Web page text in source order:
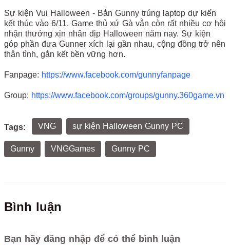
Sự kiện Vui Halloween - Bắn Gunny trúng laptop dự kiến
kết thúc vào 6/11. Game thủ xứ Gà vẫn còn rất nhiều cơ hội
nhận thưởng xịn nhân dịp Halloween năm nay. Sự kiện
góp phần đưa Gunner xích lại gần nhau, cộng đồng trở nên
thân tình, gắn kết bền vững hơn.
Fanpage: https://www.facebook.com/gunnyfanpage
Group: https://www.facebook.com/groups/gunny.360game.vn
Tags: VNG sự kiện Halloween Gunny PC
Gunny VNGGames Gunny PC
Bình luận
Bạn hãy đăng nhập để có thể bình luận